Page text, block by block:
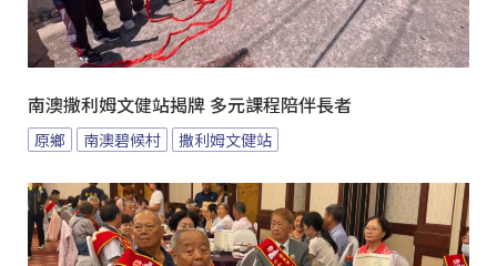
南澳撒利姆文健站揭牌 多元課程陪伴長者
原鄉 南澳碧候村 撒利姆文健站